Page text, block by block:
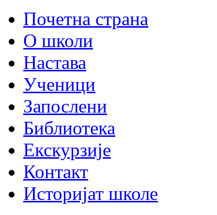
Почетна страна
О школи
Настава
Ученици
Запослени
Библиотека
Екскурзије
Контакт
Историјат школе